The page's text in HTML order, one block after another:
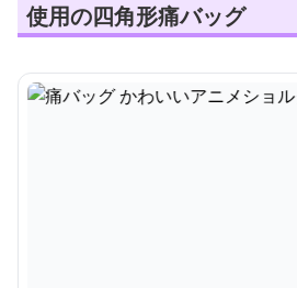
使用の四角形痛バッグ